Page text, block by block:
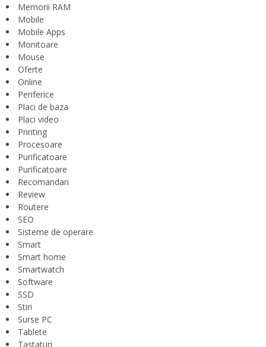
Memorii RAM
Mobile
Mobile Apps
Monitoare
Mouse
Oferte
Online
Periferice
Placi de baza
Placi video
Printing
Procesoare
Purificatoare
Purificatoare
Recomandari
Review
Routere
SEO
Sisteme de operare
Smart
Smart home
Smartwatch
Software
SSD
Stiri
Surse PC
Tablete
Tastaturi